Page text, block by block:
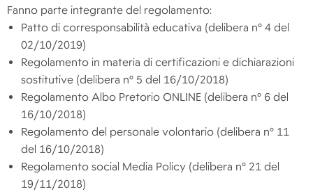
Fanno parte integrante del regolamento:
Patto di corresponsabilità educativa (delibera n° 4 del
02/10/2019)
Regolamento in materia di certificazioni e dichiarazioni
sostitutive (delibera n° 5 del 16/10/2018)
Regolamento Albo Pretorio ONLINE (delibera n° 6 del
16/10/2018)
Regolamento del personale volontario (delibera n° 11
del 16/10/2018)
Regolamento social Media Policy (delibera n° 21 del
19/11/2018)